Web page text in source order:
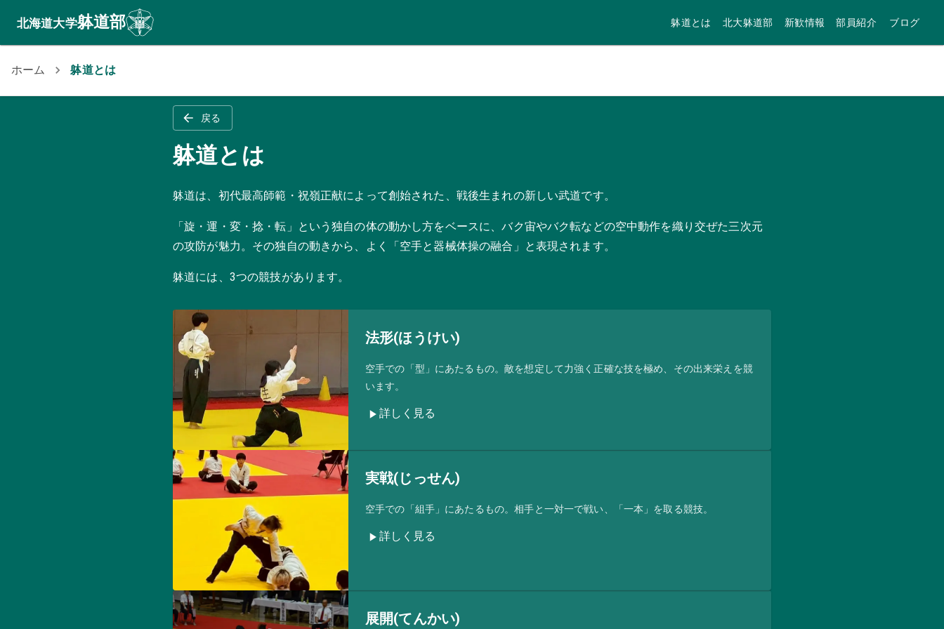
北海道大学躰道部 躰道とは 北大躰道部 新歓情報 部員紹介 ブログ
ホーム 躰道とは
戻る
躰道とは
躰道は、初代最高師範・祝嶺正献によって創始された、戦後生まれの新しい武道です。
「旋・運・変・捻・転」という独自の体の動かし方をベースに、バク宙やバク転などの空中動作を織り交ぜた三次元
の攻防が魅力。その独自の動きから、よく「空手と器械体操の融合」と表現されます。
躰道には、3つの競技があります。
法形(ほうけい)
空手での「型」にあたるもの。敵を想定して力強く正確な技を極め、その出来栄えを競
います。
詳しく見る
実戦(じっせん)
空手での「組手」にあたるもの。相手と一対一で戦い、「一本」を取る競技。
詳しく見る
展開(てんかい)